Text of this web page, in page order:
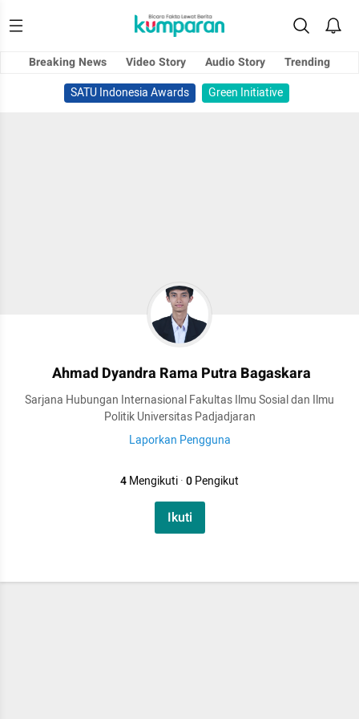
Breaking News Video Story Audio Story
Trending
SATU Indonesia Awards
Green Initiative
Ahmad Dyandra Rama Putra Bagaskara
Sarjana Hubungan Internasional Fakultas Ilmu Sosial dan Ilmu
Politik Universitas Padjadjaran
Laporkan Pengguna
4Mengikuti·0Pengikut
Ikuti